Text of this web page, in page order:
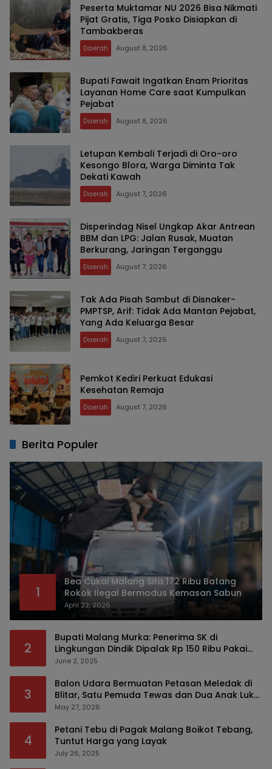
Peserta Muktamar NU 2026 Bisa Nikmati
Pijat Gratis, Tiga Posko Disiapkan di
Tambakberas
Daerah August 8, 2026
Bupati Fawait Ingatkan Enam Prioritas
Layanan Home Care saat Kumpulkan
Pejabat
Daerah August 8, 2026
Letupan Kembali Terjadi di Oro-oro
Kesongo Blora, Warga Diminta Tak
Dekati Kawah
Daerah August 7, 2026
Disperindag Nisel Ungkap Akar Antrean
BBM dan LPG: Jalan Rusak, Muatan
Berkurang, Jaringan Terganggu
Daerah August 7, 2026
Tak Ada Pisah Sambut di Disnaker-
PMPTSP, Arif: Tidak Ada Mantan Pejabat,
Yang Ada Keluarga Besar
Daerah August 7, 2026
Pemkot Kediri Perkuat Edukasi
Kesehatan Remaja
Daerah August 7, 2026
Berita Populer
1
Bea Cukai Malang Sita 172 Ribu Batang
Rokok Ilegal Bermodus Kemasan Sabun
April 22, 2026
2
Bupati Malang Murka: Penerima SK di
Lingkungan Dindik Dipalak Rp 150 Ribu Pakai
Modus Tumpengan, KPK Turut Pantau
June 2, 2025
3
Balon Udara Bermuatan Petasan Meledak di
Blitar, Satu Pemuda Tewas dan Dua Anak Luka
Serius
May 27, 2026
4
Petani Tebu di Pagak Malang Boikot Tebang,
Tuntut Harga yang Layak
July 26, 2025